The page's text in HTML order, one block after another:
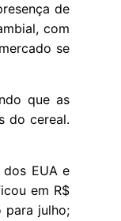
de
com
se
que as
do cereal.
EUA e
em R$
para julho;